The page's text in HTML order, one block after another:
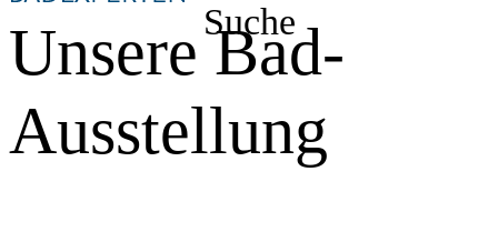
Suche
Unsere Bad-
Ausstellung